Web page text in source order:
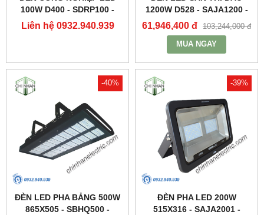
100W D400 - SDRP100 -
DUHAL
Liên hệ 0932.940.939
1200W D528 - SAJA1200 -
DUHAL
61,946,400 đ 103,244,000 đ
MUA NGAY
-40%
ĐÈN LED PHA BẢNG 500W
865X505 - SBHQ500 -
-39%
ĐÈN PHA LED 200W
515X316 - SAJA2001 -